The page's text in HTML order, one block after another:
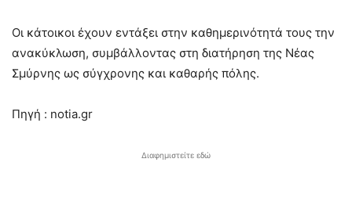
Οι κάτοικοι έχουν εντάξει στην καθημερινότητά τους την
ανακύκλωση, συμβάλλοντας στη διατήρηση της Νέας
Σμύρνης ως σύγχρονης και καθαρής πόλης.
Πηγή : notia.gr
Διαφημιστείτε εδώ